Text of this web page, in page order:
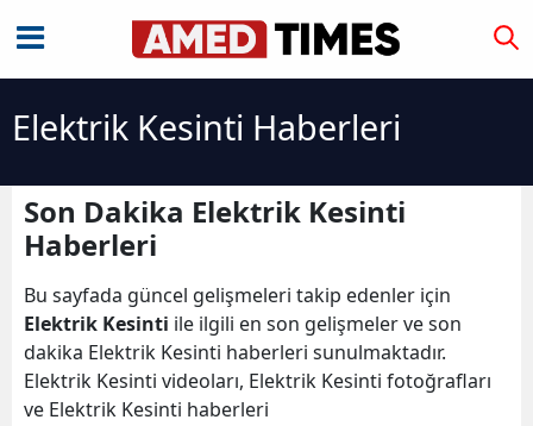
Elektrik Kesinti Haberleri
Son Dakika Elektrik Kesinti
Haberleri
Bu sayfada güncel gelişmeleri takip edenler için
Elektrik Kesinti ile ilgili en son gelişmeler ve son
dakika Elektrik Kesinti haberleri sunulmaktadır.
Elektrik Kesinti videoları, Elektrik Kesinti fotoğrafları
ve Elektrik Kesinti haberleri